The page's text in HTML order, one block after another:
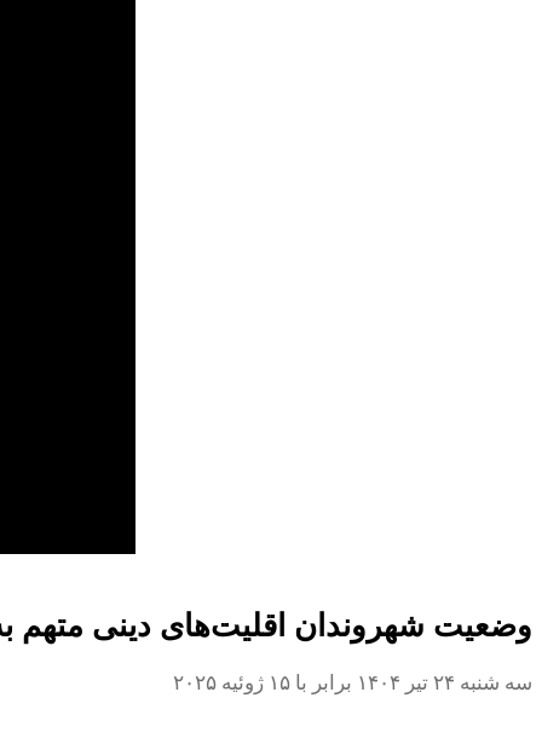
وضعیت شهروندان اقلیت‌های دینی متهم
سه شنبه ۲۴ تیر ۱۴۰۴ برابر با ۱۵ ژوئیه ۲۰۲۵